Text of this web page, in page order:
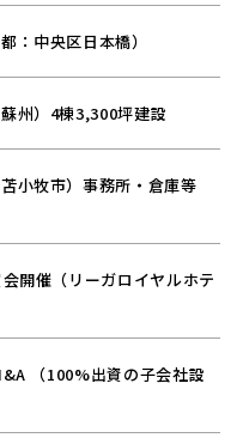
：中央区日本橋）
州）4棟3,300坪建設
小牧市）事務所・倉庫等
開催（リーガロイヤルホテ
（100%出資の子会社設